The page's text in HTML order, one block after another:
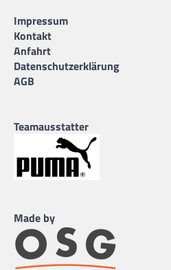
Impressum
Kontakt
Anfahrt
Datenschutzerklärung
AGB
Teamausstatter
Made by